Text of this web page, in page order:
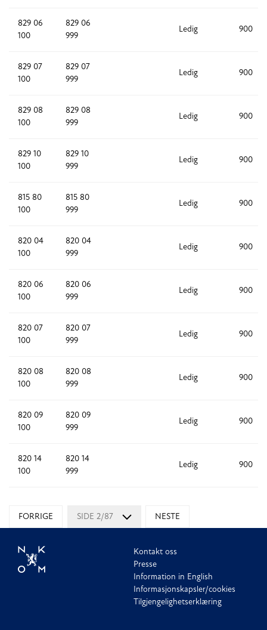
829 06
100
829 06
999
Ledig 900
829 07
100
829 07
999
Ledig 900
829 08
100
829 08
999
Ledig 900
829 10
100
829 10
999
Ledig 900
815 80
100
815 80
999
Ledig 900
820 04
100
820 04
999
Ledig 900
820 06
100
820 06
999
Ledig 900
820 07
100
820 07
999
Ledig 900
820 08
100
820 08
999
Ledig 900
820 09
100
820 09
999
Ledig 900
820 14
100
820 14
999
Ledig 900
FORRIGE SIDE 2/87 NESTE
Kontakt oss
Presse
Information in English
Informasjonskapsler/cookies
Tilgjengelighetserklæring